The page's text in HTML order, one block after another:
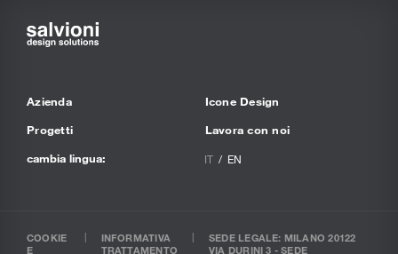
Azienda
Progetti
Icone Design
Lavora con noi
cambia lingua:
IT EN
COOKIE
E
INFORMATIVA
TRATTAMENTO
SEDE LEGALE: MILANO 20122
VIA DURINI 3 - SEDE